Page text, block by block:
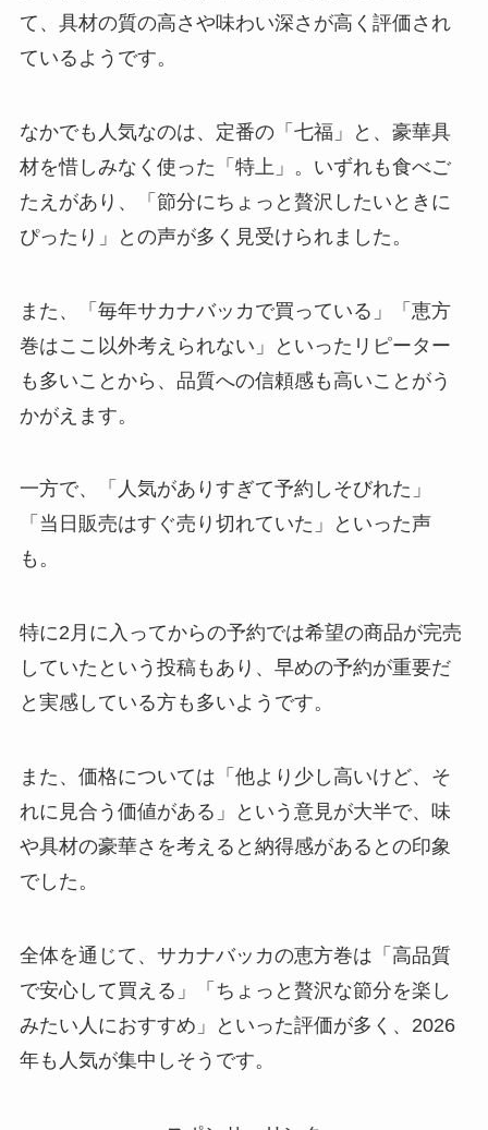
て、具材の質の高さや味わい深さが高く評価され
ているようです。
なかでも人気なのは、定番の「七福」と、豪華具
材を惜しみなく使った「特上」。いずれも食べご
たえがあり、「節分にちょっと贅沢したいときに
ぴったり」との声が多く見受けられました。
また、「毎年サカナバッカで買っている」「恵方
巻はここ以外考えられない」といったリピーター
も多いことから、品質への信頼感も高いことがう
かがえます。
一方で、「人気がありすぎて予約しそびれた」
「当日販売はすぐ売り切れていた」といった声
も。
特に2月に入ってからの予約では希望の商品が完売
していたという投稿もあり、早めの予約が重要だ
と実感している方も多いようです。
また、価格については「他より少し高いけど、そ
れに見合う価値がある」という意見が大半で、味
や具材の豪華さを考えると納得感があるとの印象
でした。
全体を通じて、サカナバッカの恵方巻は「高品質
で安心して買える」「ちょっと贅沢な節分を楽し
みたい人におすすめ」といった評価が多く、2026
年も人気が集中しそうです。